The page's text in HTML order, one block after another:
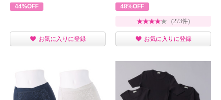
44%OFF
お気に入りに登録
48%OFF
(273件)
お気に入りに登録